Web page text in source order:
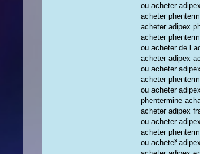
ou acheter
acheter
acheter adipex
acheter
ou acheter de l
acheter adipex
ou acheter
acheter
ou acheter
phentermine
acheter adipex
ou acheter
acheter
ou acheteř